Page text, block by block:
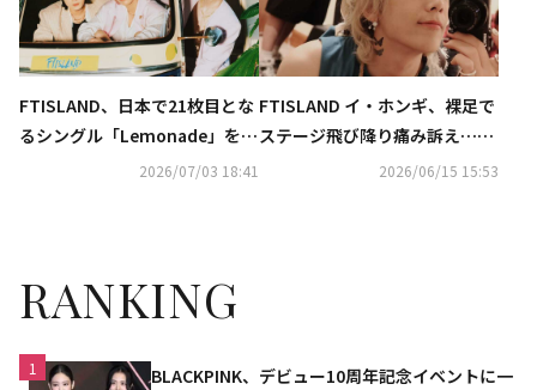
FTISLAND、日本で21枚目とな
るシングル「Lemonade」を9
月2日にリリース2026/07/03 18:41
FTISLAND イ・ホンギ、裸足で
ステージ飛び降り痛み訴え…公
演中に思わぬハプニング（動画
2026/06/15 15:53
RANKING
1
BLACKPINK、デビュー10周年記念イベントに一